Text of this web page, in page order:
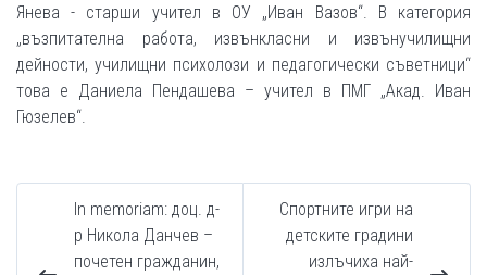
Янева - старши учител в ОУ „Иван Вазов“. В категория
„възпитателна работа, извънкласни и извънучилищни
дейности, училищни психолози и педагогически съветници“
това е Даниела Пендашева – учител в ПМГ „Акад. Иван
Гюзелев“.
In memoriam: доц. д-
р Никола Данчев –
почетен гражданин,
Спортните игри на
детските градини
излъчиха най-